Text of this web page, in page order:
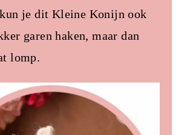
je dit Kleine Konijn ook
garen haken, maar dan
lomp.